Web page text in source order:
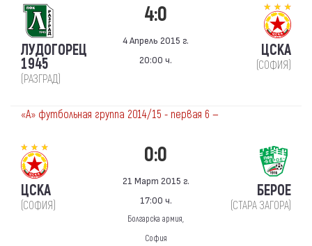
ЛУДОГОРЕЦ
1945
(РАЗГРАД)
4:0
4 Апрель 2015 г.
20:00 ч.
ЦСКА
(СОФИЯ)
«А» футбольная группа 2014/15 - первая 6 —
ЦСКА
(СОФИЯ)
0:0
21 Март 2015 г.
17:00 ч.
Болгарска армия,
София
БЕРОЕ
(СТАРА ЗАГОРА)